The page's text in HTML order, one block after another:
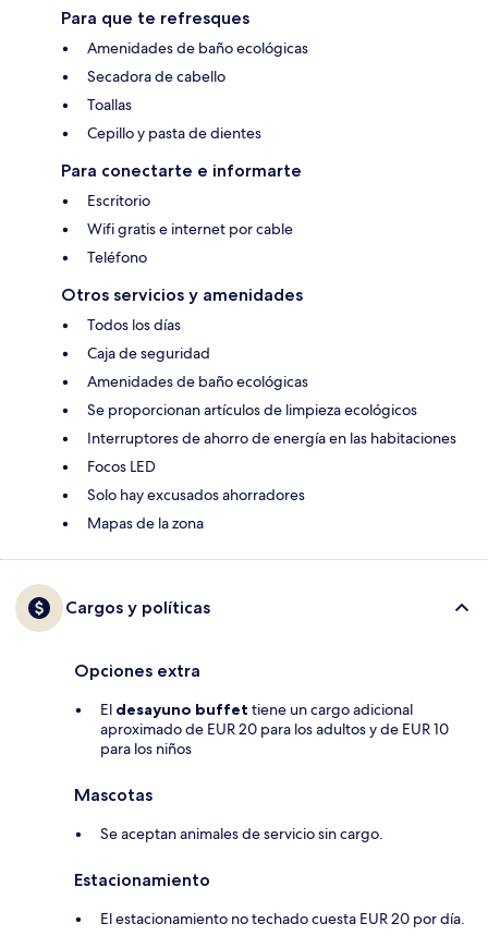
Para que te refresques
Amenidades de baño ecológicas
Secadora de cabello
Toallas
Cepillo y pasta de dientes
Para conectarte e informarte
Escritorio
Wifi gratis e internet por cable
Teléfono
Otros servicios y amenidades
Todos los días
Caja de seguridad
Amenidades de baño ecológicas
Se proporcionan artículos de limpieza ecológicos
Interruptores de ahorro de energía en las habitaciones
Focos LED
Solo hay excusados ahorradores
Mapas de la zona
Cargos y políticas
Opciones extra
El desayuno buffet tiene un cargo adicional
aproximado de EUR 20 para los adultos y de EUR 10
para los niños
Mascotas
Se aceptan animales de servicio sin cargo.
Estacionamiento
El estacionamiento no techado cuesta EUR 20 por día.